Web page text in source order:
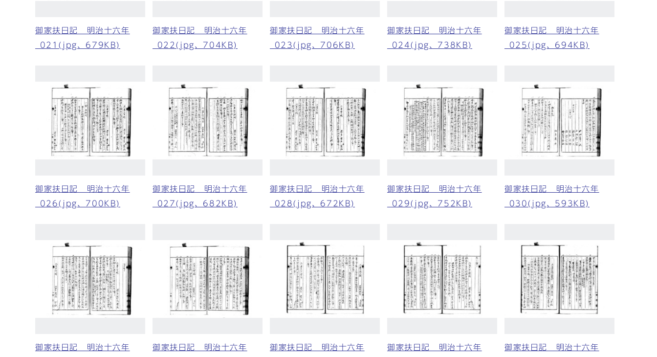
御家扶日記 明治十六年
_021(jpg、679KB)
御家扶日記 明治十六年
_022(jpg、704KB)
御家扶日記 明治十六年
_023(jpg、706KB)
御家扶日記 明治十六年
_024(jpg、738KB)
御家扶日記 明治十六年
_025(jpg、694KB)
御家扶日記 明治十六年
_026(jpg、700KB)
御家扶日記 明治十六年
_027(jpg、682KB)
御家扶日記 明治十六年
_028(jpg、672KB)
御家扶日記 明治十六年
_029(jpg、752KB)
御家扶日記 明治十六年
_030(jpg、593KB)
御家扶日記 明治十六年 御家扶日記 明治十六年 御家扶日記 明治十六年 御家扶日記 明治十六年 御家扶日記 明治十六年